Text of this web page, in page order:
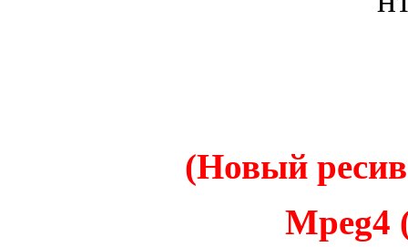
(Новый